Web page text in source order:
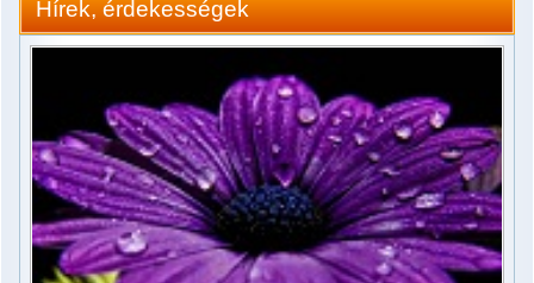
Hírek, érdekességek